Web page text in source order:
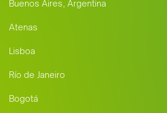
Buenos Aires, Argentina
Atenas
Lisboa
Río de Janeiro
Bogotá